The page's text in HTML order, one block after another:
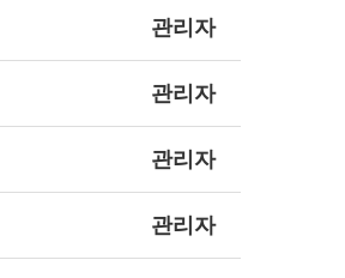
관리자
관리자
관리자
관리자